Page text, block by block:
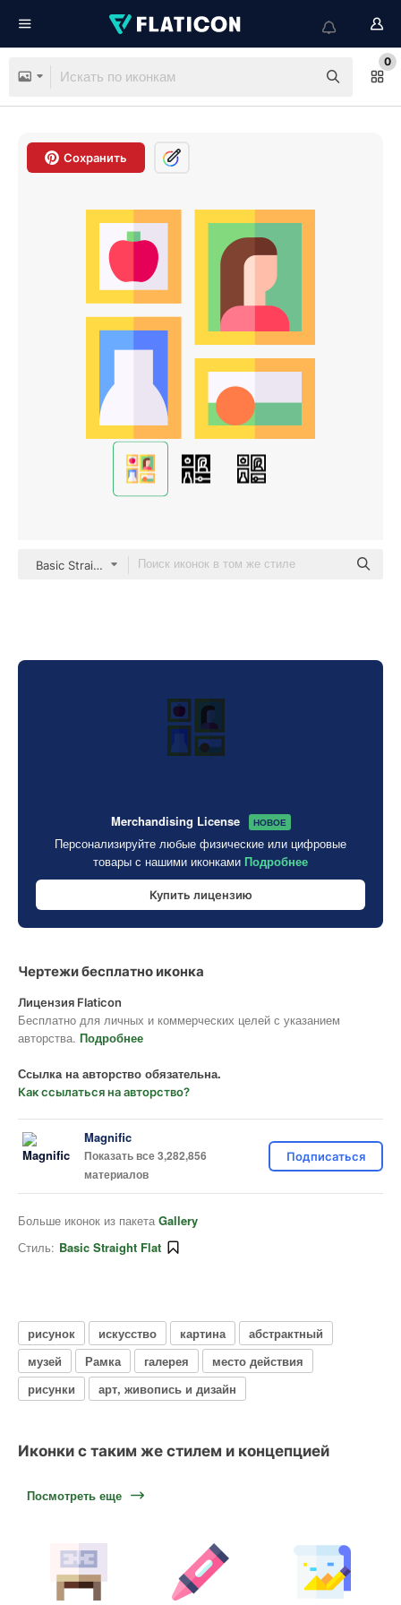
0
Сохранить
Basic Straight Flat
Merchandising License НОВОЕ
Персонализируйте любые физические или цифровые
товары с нашими иконками Подробнее
Купить лицензию
Чертежи бесплатно иконка
Лицензия Flaticon
Бесплатно для личных и коммерческих целей с указанием
авторства. Подробнее
Ссылка на авторство обязательна.
Как ссылаться на авторство?
Magnific
Показать все 3,282,856
материалов
Подписаться
Больше иконок из пакета Gallery
Стиль: Basic Straight Flat
рисунок искусство картина
абстрактный
музей
Рамка галерея
место действия
рисунки
арт, живопись и дизайн
Иконки с таким же стилем и концепцией
Посмотреть еще